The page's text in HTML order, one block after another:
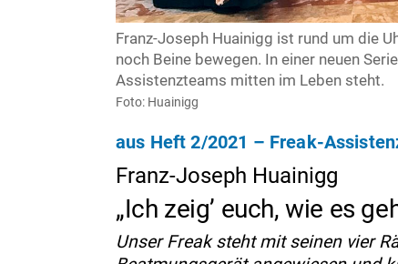
Franz-Joseph Huainigg ist rund um die
noch Beine bewegen. In einer neuen
Assistenzteams mitten im Leben steht.
Foto: Huainigg
aus Heft 2/2021 – Freak-
Franz-Joseph Huainigg
„Ich zeig’ euch, wie es
Unser Freak steht mit seinen vier